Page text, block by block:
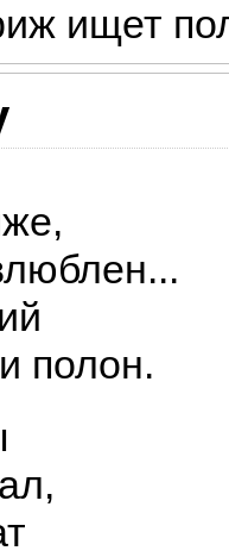
ищет
полон.